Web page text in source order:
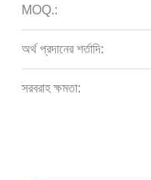
MOQ.:
অর্থ প্রদানের শর্তাদি:
সরবরাহ ক্ষমতা: